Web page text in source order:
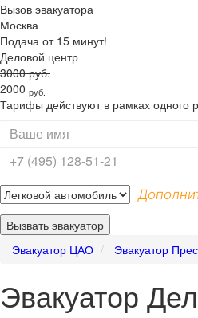
Вызов эвакуатора
Москва
Подача от 15 минут!
Деловой центр
3000руб.
2000 руб.
Тарифы действуют в рамках одного
Вызвать эвакуатор
Эвакуатор ЦАО
Эвакуатор
Эвакуатор